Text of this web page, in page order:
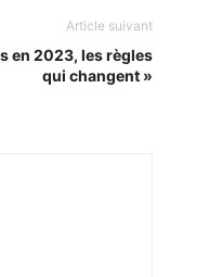
Article suivant
en 2023, les règles
qui changent »